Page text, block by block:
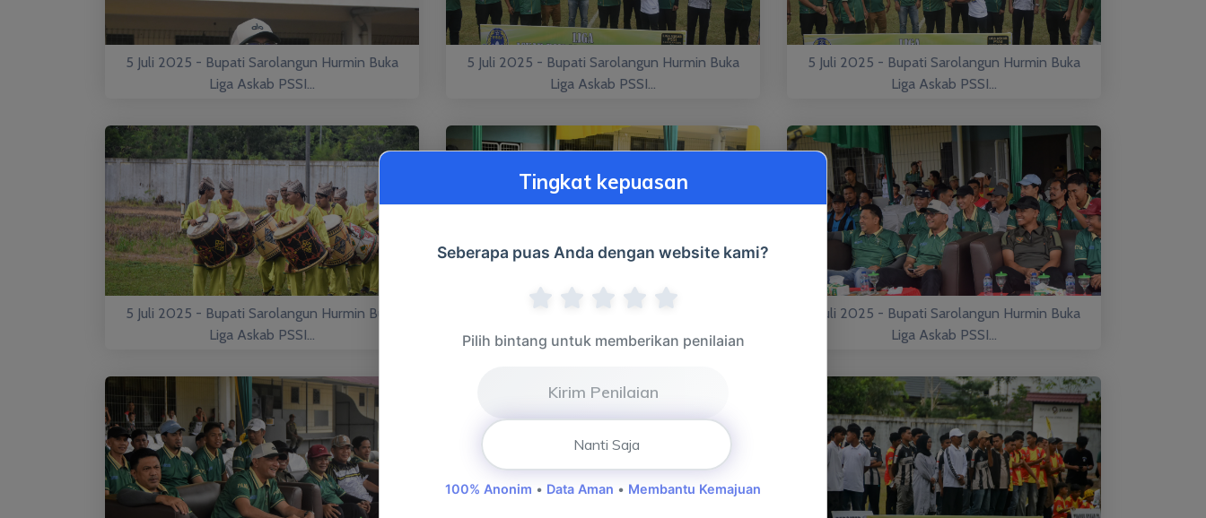
5 Juli 2025 - Bupati Sarolangun Hurmin Buka
Liga Askab PSSI...
5 Juli 2025 - Bupati Sarolangun Hurmin Buka
Liga Askab PSSI...
5 Juli 2025 - Bupati Sarolangun Hurmin Buka
Liga Askab PSSI...
5 Juli 2025 - Bupati Sarolangun Hurmin Buka
Liga Askab PSSI...
5 Juli 2025 - Bupati Sarolangun Hurmin Buka
Liga Askab PSSI...
5 Juli 2025 - Bupati Sarolangun Hurmin Buka
Liga Askab PSSI...
Tingkat kepuasan
Seberapa puas Anda dengan website kami?
Pilih bintang untuk memberikan penilaian
Kirim Penilaian
Nanti Saja
100% Anonim • Data Aman • Membantu Kemajuan